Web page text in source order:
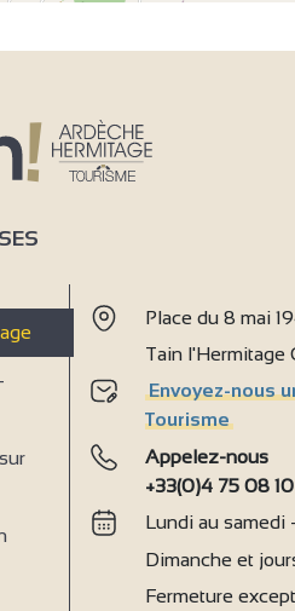
Place du 8 mai
Tain l'Hermitage
Envoyez-nous
Tourisme
Appelez-nous
+33(0)4 75 08
Lundi au samedi
Dimanche et
Fermeture